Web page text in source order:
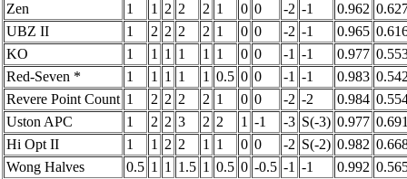
Zen
1 1 2 2 2 1 0 0 -2 -1 0.962
UBZ II
1 2 2 2 2 1 0 0 -2 -1 0.965
KO
1 1 1 1 1 1 0 0 -1 -1 0.977
Red-Seven *
1 1 1 1 1 0.5 0 0 -1 -1 0.983
Revere Point Count 1 2 2 2 2 1 0 0 -2 -2 0.984
Uston APC
1 2 2 3 2 2 1 -1 -3 S(-3) 0.977
Hi Opt II
1 1 2 2 1 1 0 0 -2 S(-2) 0.982
Wong Halves
0.5 1 1 1.5 1 0.5 0 -0.5 -1 -1 0.992